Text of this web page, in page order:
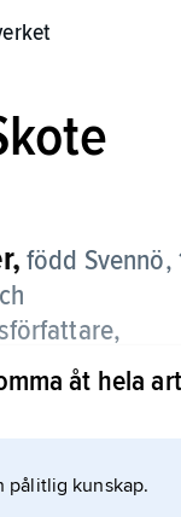
född Svennö,
produktion
åt hela
pålitlig kunskap.